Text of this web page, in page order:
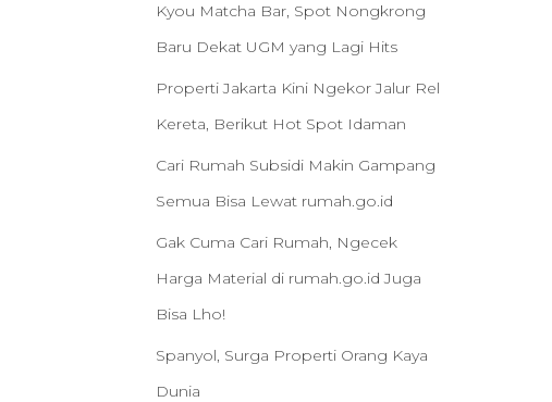
Kyou Matcha Bar, Spot Nongkrong
Baru Dekat UGM yang Lagi Hits
Properti Jakarta Kini Ngekor Jalur Rel
Kereta, Berikut Hot Spot Idaman
Cari Rumah Subsidi Makin Gampang
Semua Bisa Lewat rumah.go.id
Gak Cuma Cari Rumah, Ngecek
Harga Material di rumah.go.id Juga
Bisa Lho!
Spanyol, Surga Properti Orang Kaya
Dunia